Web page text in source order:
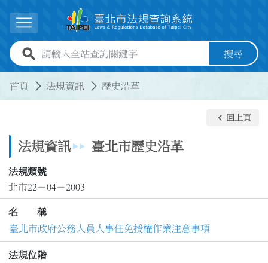
展開選單
全站查詢關鍵字欄位 搜尋
首頁 法規資訊 歷史沿革
法規資訊 臺北市歷史沿革
keyboard_arrow_left 回上頁
法規類號
北市22－04－2003
名 稱
臺北市政府公務人員人事任免授權作業注意事項
法規位階